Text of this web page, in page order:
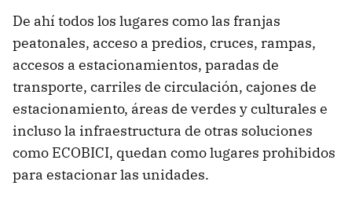
De ahí todos los lugares como las franjas
peatonales, acceso a predios, cruces, rampas,
accesos a estacionamientos, paradas de
transporte, carriles de circulación, cajones de
estacionamiento, áreas de verdes y culturales e
incluso la infraestructura de otras soluciones
como ECOBICI, quedan como lugares prohibidos
para estacionar las unidades.